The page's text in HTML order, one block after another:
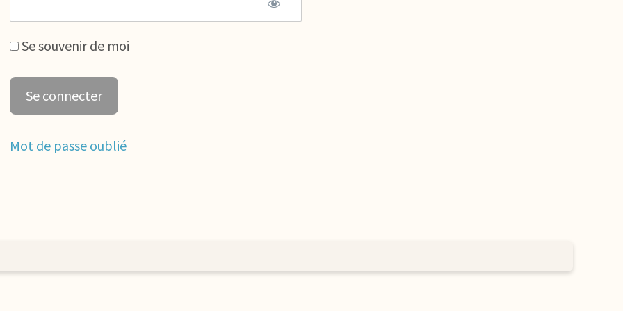
Se souvenir de moi
Mot de passe oublié